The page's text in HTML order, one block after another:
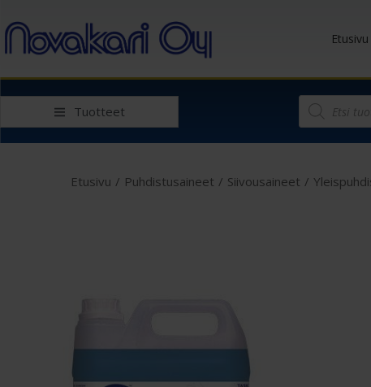
Etusivu
Tuotteet
Etusivu / Puhdistusaineet / Siivousaineet /